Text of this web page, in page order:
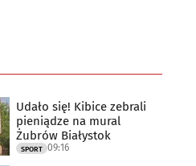
Udało się! Kibice zebrali
pieniądze na mural
Żubrów Białystok
SPORT 09:16